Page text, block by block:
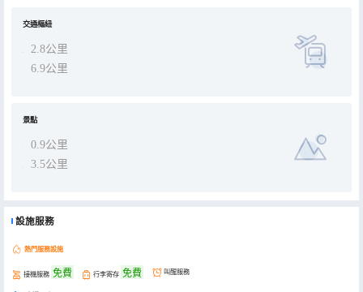
交通樞紐
2.8公里
6.9公里
景點
0.9公里
3.5公里
設施服務
熱門服務設施
接機服務 免費 行李寄存 免費 叫醒服務